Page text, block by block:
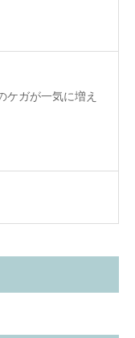
ケガが一気に増え